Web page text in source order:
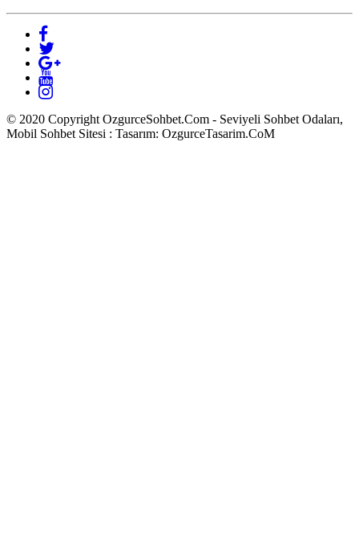
© 2020 Copyright OzgurceSohbet.Com - Seviyeli Sohbet Odaları,
Mobil Sohbet Sitesi : Tasarım: OzgurceTasarim.CoM